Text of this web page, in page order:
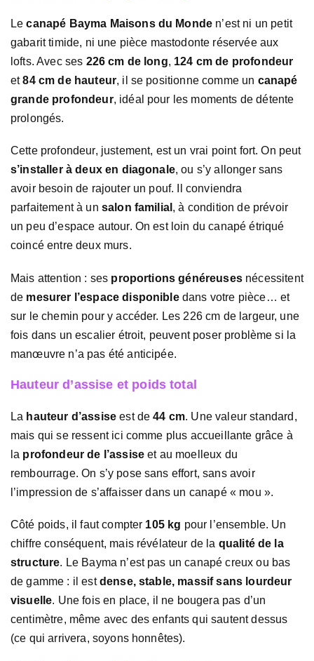
Lecanapé Bayma Maisons du Monde n’est ni un petit
gabarit timide, ni une pièce mastodonte réservée aux
lofts. Avec ses 226 cm de long, 124 cm de profondeur
et84 cm de hauteur, il se positionne comme un canapé
grande profondeur, idéal pour les moments de détente
prolongés.
Cette profondeur, justement, est un vrai point fort. On peut
s’installer à deux en diagonale, ou s’y allonger sans
avoir besoin de rajouter un pouf. Il conviendra
parfaitement à un salon familial , à condition de prévoir
un peu d’espace autour. On est loin du canapé étriqué
coincé entre deux murs.
Mais attention : ses proportions généreusesnécessitent
de mesurer l’espace disponibledans votre pièce… et
sur le chemin pour y accéder. Les 226 cm de largeur, une
fois dans un escalier étroit, peuvent poser problème si la
manœuvre n’a pas été anticipée.
Hauteur d’assise et poids total
La hauteur d’assise est de44 cm. Une valeur standard,
mais qui se ressent ici comme plus accueillante grâce à
la profondeur de l’assise et au moelleux du
rembourrage. On s’y pose sans effort, sans avoir
l’impression de s’affaisser dans un canapé « mou ».
Côté poids, il faut compter 105 kg pour l’ensemble. Un
chiffre conséquent, mais révélateur de la qualité de la
structure. Le Bayma n’est pas un canapé creux ou bas
de gamme : il estdense, stable, massif sans lourdeur
visuelle. Une fois en place, il ne bougera pas d’un
centimètre, même avec des enfants qui sautent dessus
(ce qui arrivera, soyons honnêtes).